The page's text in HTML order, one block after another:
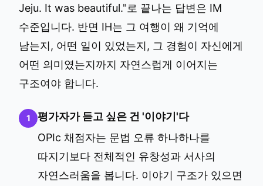
Jeju. It was beautiful."로 끝나는 답변은 IM
수준입니다. 반면 IH는 그 여행이 왜 기억에
남는지, 어떤 일이 있었는지, 그 경험이 자신에게
어떤 의미였는지까지 자연스럽게 이어지는
구조여야 합니다.
1
평가자가 듣고 싶은 건 '이야기'다
OPIc 채점자는 문법 오류 하나하나를
따지기보다 전체적인 유창성과 서사의
자연스러움을 봅니다. 이야기 구조가 있으면